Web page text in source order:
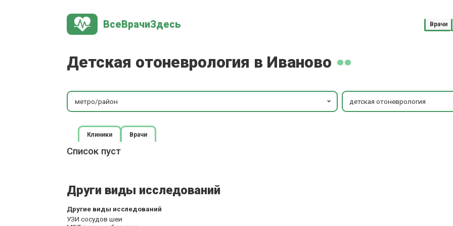
ВсеВрачиЗдесь Врачи
Детская отоневрология в Иваново
метро/район детская отоневрология
Клиники Врачи
Список пуст
Други виды исследований
Другие виды исследований
УЗИ сосудов шеи